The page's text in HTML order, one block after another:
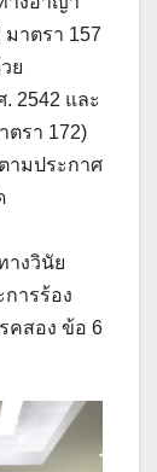
าตรา 157
ย
2542 และ
ตรา 172)
ามประกาศ
างวินัย
ารร้อง
คสอง ข้อ 6